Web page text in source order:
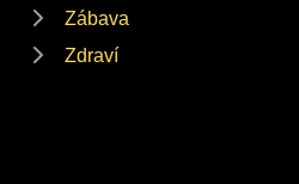
Zábava
Zdraví